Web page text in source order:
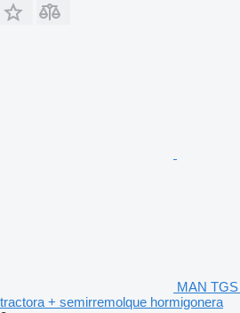
MAN
tractora + semirremolque hormigonera